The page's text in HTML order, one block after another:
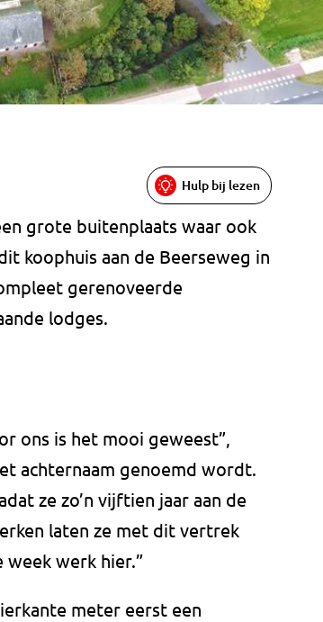
Hulp bij lezen
grote buitenplaats waar ook
koophuis aan de Beerseweg in
gerenoveerde
lodges.
ons is het mooi geweest”,
achternaam genoemd wordt.
ze zo’n vijftien jaar aan de
laten ze met dit vertrek
week werk hier.”
meter eerst een